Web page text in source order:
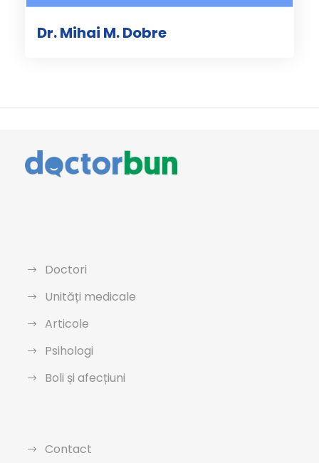
Dr. Mihai M. Dobre
Doctori
Unități medicale
Articole
Psihologi
Boli și afecțiuni
Contact